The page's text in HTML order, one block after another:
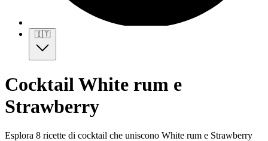
🇮🇹
Cocktail White rum e
Strawberry
Esplora 8 ricette di cocktail che uniscono White rum e Strawberry